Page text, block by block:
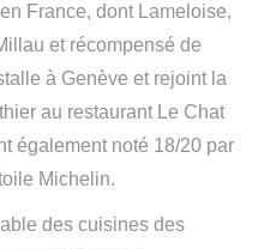
France, dont Lameloise,
et récompensé de
à Genève et rejoint la
au restaurant Le Chat
également noté 18/20 par
Michelin.
des cuisines des